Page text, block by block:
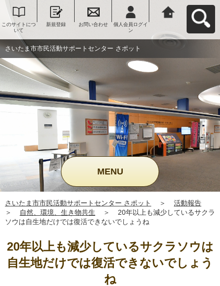
このサイトにつ
いて
新規登録 お問い合わせ
個人会員ログイ
ン
ンター さポット
へ戻る
さいたま市市民活動サポートセンター さポット
MENU
さいたま市市民活動サポートセンター さポット ＞
活動報告
＞
自然、環境、生き物共生 ＞
20年以上も減少しているサクラ
ソウは自生地だけでは復活できないでしょうね
20年以上も減少しているサクラソウは
自生地だけでは復活できないでしょう
ね